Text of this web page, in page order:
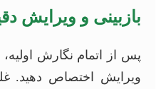
بازبینی و ویرایش
پس از اتمام نگارش اولیه،
ویرایش اختصاص دهید.